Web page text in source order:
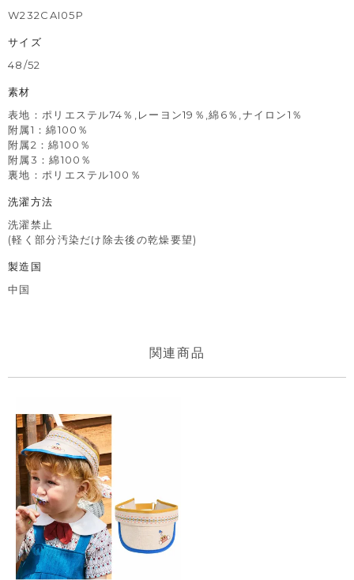
W232CAI05P
サイズ
48/52
素材
表地：ポリエステル74％,レーヨン19％,綿6％,ナイロン1％
附属1：綿100％
附属2：綿100％
附属3：綿100％
裏地：ポリエステル100％
洗濯方法
洗濯禁止
(軽く部分汚染だけ除去後の乾燥要望)
製造国
中国